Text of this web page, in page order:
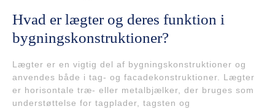
Hvad er lægter og deres funktion i
bygningskonstruktioner?
Lægter er en vigtig del af bygningskonstruktioner og
anvendes både i tag- og facadekonstruktioner. Lægter
er horisontale træ- eller metalbjælker, der bruges som
understøttelse for tagplader, tagsten og